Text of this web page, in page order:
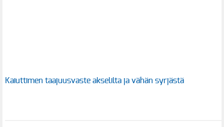
Kaiuttimen taajuusvaste akselilta ja vähän syrjästä